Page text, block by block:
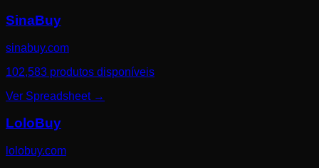
SinaBuy
sinabuy.com
102,583 produtos disponíveis
Ver Spreadsheet→
LoloBuy
lolobuy.com